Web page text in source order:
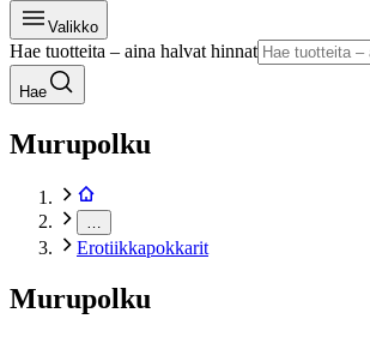
Valikko
Hae tuotteita – aina halvat hinnat
Hae
Murupolku
Erotiikkapokkarit
Murupolku